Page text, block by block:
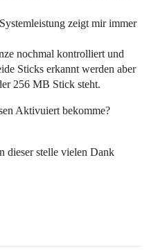
zeigt mir immer
nochmal kontrolliert und
Sticks erkannt werden aber
256 MB Stick steht.
Aktivuiert bekomme?
dieser stelle vielen Dank